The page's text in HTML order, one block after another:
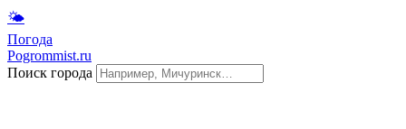
🌤
Погода
Pogrommist.ru
Поиск города